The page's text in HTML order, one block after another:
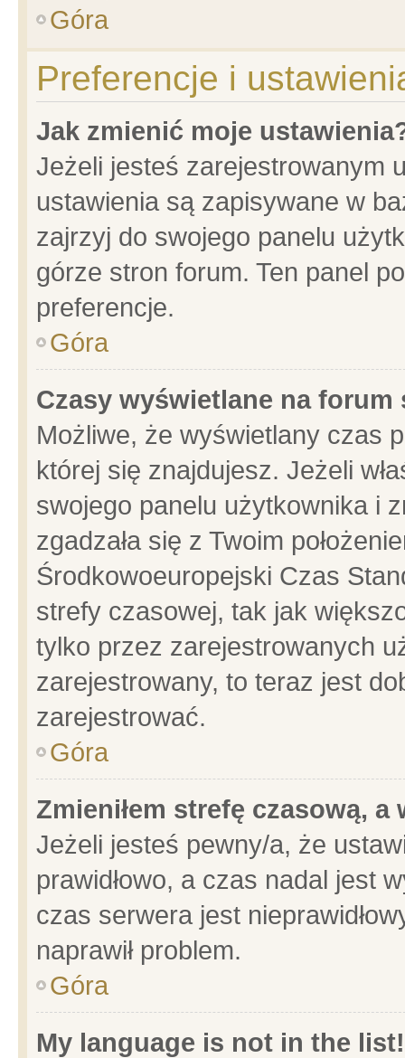
Góra
Preferencje i
Jak zmienić moje
Jeżeli jesteś zarejestrowanym
ustawienia są zapisywane w
zajrzyj do swojego panelu
górze stron forum. Ten panel
preferencje.
Góra
Czasy wyświetlane na forum
Możliwe, że wyświetlany czas
której się znajdujesz. Jeżeli
swojego panelu użytkownika i
zgadzała się z Twoim
Środkowoeuropejski Czas
strefy czasowej, tak jak
tylko przez zarejestrowanych
zarejestrowany, to teraz jest
zarejestrować.
Góra
Zmieniłem strefę czasową,
Jeżeli jesteś pewny/a, że
prawidłowo, a czas nadal jest
czas serwera jest
naprawił problem.
Góra
My language is not in the list!